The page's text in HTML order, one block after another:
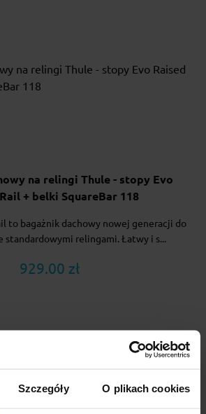
Szczegóły O plikach cookies
na relingi Thule - stopy Evo
+ belki SquareBar 118
to bagażnik dachowy nowej generacji do
standardowymi relingami. Łatwy i s...
929.00 zł